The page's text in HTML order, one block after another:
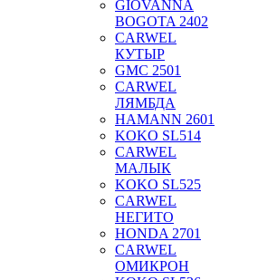
GIOVANNA
BOGOTA 2402
CARWEL
КУТЫР
GMC 2501
CARWEL
ЛЯМБДА
HAMANN 2601
KOKO SL514
CARWEL
МАЛЫК
KOKO SL525
CARWEL
НЕГИТО
HONDA 2701
CARWEL
ОМИКРОН